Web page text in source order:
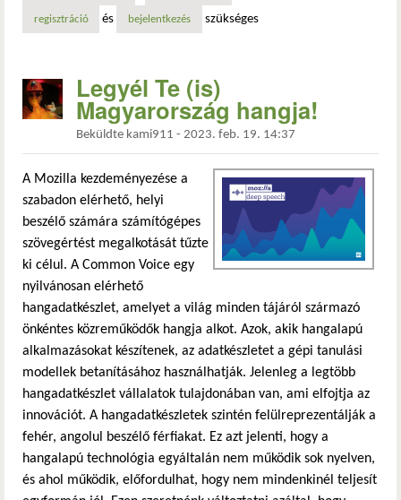
regisztráció és bejelentkezés szükséges
Legyél Te (is)
Magyarország hangja!
Beküldte kami911 - 2023. feb. 19. 14:37
A Mozilla kezdeményezése a
szabadon elérhető, helyi
beszélő számára számítógépes
szövegértést megalkotását tűzte
ki célul. A Common Voice egy
nyilvánosan elérhető
hangadatkészlet, amelyet a világ minden tájáról származó
önkéntes közreműködők hangja alkot. Azok, akik hangalapú
alkalmazásokat készítenek, az adatkészletet a gépi tanulási
modellek betanításához használhatják. Jelenleg a legtöbb
hangadatkészlet vállalatok tulajdonában van, ami elfojtja az
innovációt. A hangadatkészletek szintén felülreprezentálják a
fehér, angolul beszélő férfiakat. Ez azt jelenti, hogy a
hangalapú technológia egyáltalán nem működik sok nyelven,
és ahol működik, előfordulhat, hogy nem mindenkinél teljesít